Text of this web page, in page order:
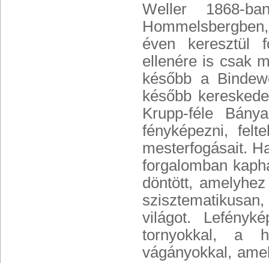
Weller 1868-
éven keresztül
ellenére is csak
később a
később
Krupp-féle
fényképezni,
mesterfogásait.
forgalomban
döntött,
világot.
tornyokkal, a
vágányokkal,